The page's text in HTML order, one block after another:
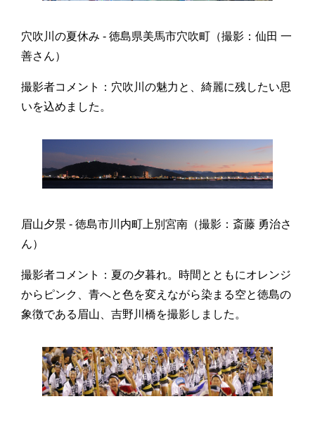
穴吹川の夏休み - 徳島県美馬市穴吹町（撮影：仙田 一
善さん）
撮影者コメント：穴吹川の魅力と、綺麗に残したい思
いを込めました。
眉山夕景 - 徳島市川内町上別宮南（撮影：斎藤 勇治さ
ん）
撮影者コメント：夏の夕暮れ。時間とともにオレンジ
からピンク、青へと色を変えながら染まる空と徳島の
象徴である眉山、吉野川橋を撮影しました。